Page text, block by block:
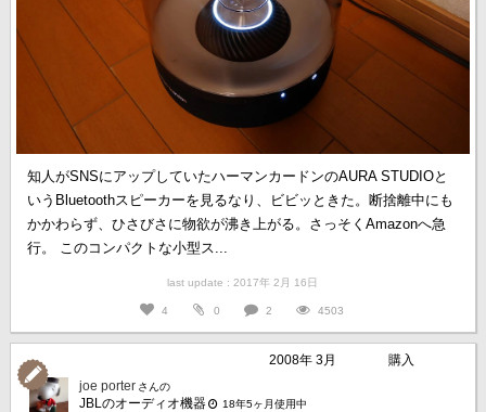
知人がSNSにアップしていたハーマンカードンのAURA STUDIOと
いうBluetoothスピーカーを見るなり、ビビッときた。断捨離中にも
かかわらず、ひさびさに物欲が沸き上がる。さっそくAmazonへ急
行。 このコンパクトな小型ス...
last update : 2017年 2月 16日
4 0 2 4503
2008年 3月
購入
joe porter さんの
JBLのオーディオ機器 18年5ヶ月使用中